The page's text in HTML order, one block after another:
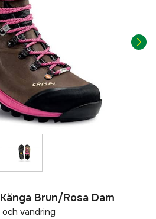
Brun/Rosa Dam
vandring